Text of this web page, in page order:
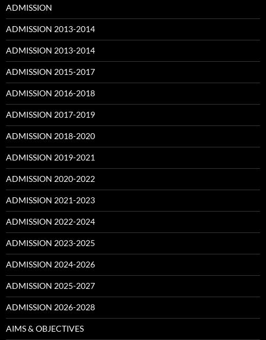
ADMISSION
ADMISSION 2013-2014
ADMISSION 2013-2014
ADMISSION 2015-2017
ADMISSION 2016-2018
ADMISSION 2017-2019
ADMISSION 2018-2020
ADMISSION 2019-2021
ADMISSION 2020-2022
ADMISSION 2021-2023
ADMISSION 2022-2024
ADMISSION 2023-2025
ADMISSION 2024-2026
ADMISSION 2025-2027
ADMISSION 2026-2028
AIMS & OBJECTIVES